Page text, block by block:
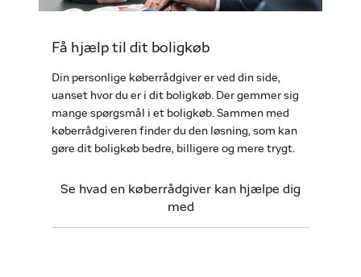
Få hjælp til dit boligkøb
Din personlige køberrådgiver er ved din side,
uanset hvor du er i dit boligkøb. Der gemmer sig
mange spørgsmål i et boligkøb. Sammen med
køberrådgiveren finder du den løsning, som kan
gøre dit boligkøb bedre, billigere og mere trygt.
Se hvad en køberrådgiver kan hjælpe dig
med